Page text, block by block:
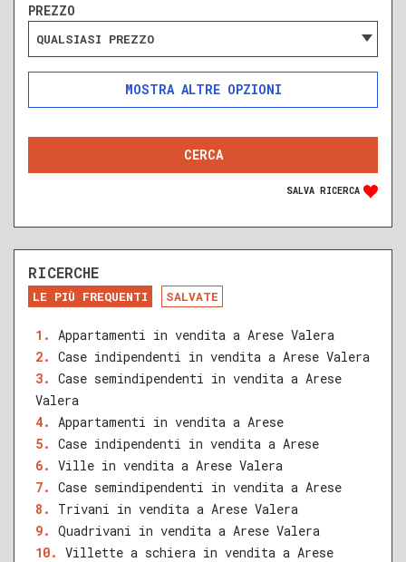
PREZZO
QUALSIASI PREZZO
ALTRE OPZIONI
SOLO ANNUNCI IN ASTA
DA RISTRUTTURARE
NUOVA COSTRUZIONE
RECENTE
RISTRUTTURATO
QUALSIASI SUPERFICIE
B C D E F
SALVA RICERCA
RICERCHE
LE PIÙ FREQUENTI SALVATE
Appartamenti in vendita a Arese Valera
Case indipendenti in vendita a Arese Valera
Case semindipendenti in vendita a Arese
Valera
Appartamenti in vendita a Arese
Case indipendenti in vendita a Arese
Ville in vendita a Arese Valera
Case semindipendenti in vendita a Arese
Trivani in vendita a Arese Valera
Quadrivani in vendita a Arese Valera
Villette a schiera in vendita a Arese